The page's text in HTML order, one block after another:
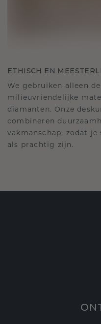
ETHISCH EN
We gebruiken alleen
milieuvriendelijke
diamanten. Onze
combineren
vakmanschap, zodat
als prachtig zijn.